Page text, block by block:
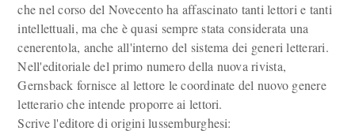
che nel corso del Novecento ha affascinato tanti lettori e tanti
intellettuali, ma che è quasi sempre stata considerata una
cenerentola, anche all'interno del sistema dei generi letterari.
Nell'editoriale del primo numero della nuova rivista,
Gernsback fornisce al lettore le coordinate del nuovo genere
letterario che intende proporre ai lettori.
Scrive l'editore di origini lussemburghesi: